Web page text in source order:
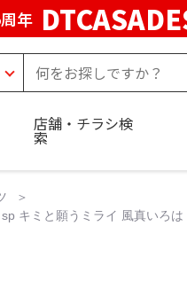
年
店舗・チラシ検
索
キミと願うミライ 風真いろ